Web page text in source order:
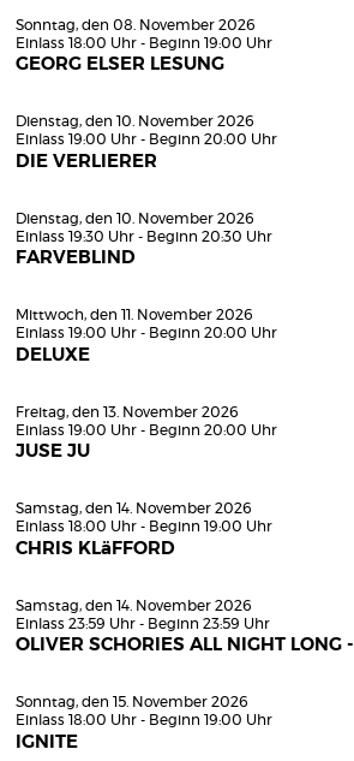
Sonntag, den 08. November 2026
Einlass 18:00 Uhr - Beginn 19:00 Uhr
GEORG ELSER LESUNG
Dienstag, den 10. November 2026
Einlass 19:00 Uhr - Beginn 20:00 Uhr
DIE VERLIERER
Dienstag, den 10. November 2026
Einlass 19:30 Uhr - Beginn 20:30 Uhr
FARVEBLIND
Mittwoch, den 11. November 2026
Einlass 19:00 Uhr - Beginn 20:00 Uhr
DELUXE
Freitag, den 13. November 2026
Einlass 19:00 Uhr - Beginn 20:00 Uhr
JUSE JU
Samstag, den 14. November 2026
Einlass 18:00 Uhr - Beginn 19:00 Uhr
CHRIS KLäFFORD
Samstag, den 14. November 2026
Einlass 23:59 Uhr - Beginn 23:59 Uhr
OLIVER SCHORIES ALL NIGHT LONG -
Sonntag, den 15. November 2026
Einlass 18:00 Uhr - Beginn 19:00 Uhr
IGNITE